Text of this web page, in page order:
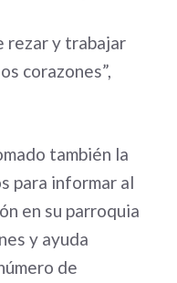
rezar y trabajar
corazones”,
también la
para informar al
en su parroquia
y ayuda
de